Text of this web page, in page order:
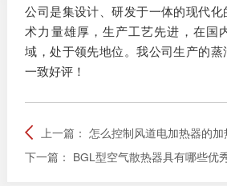
公司是集设计、研发于一体的现代
术力量雄厚，生产工艺先进，在国
域，处于领先地位。我公司生产的
一致好评！
上一篇： 怎么控制风道电加热器的
下一篇： BGL型空气散热器具有哪些优